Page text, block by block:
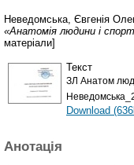
Неведомська, Євгенія
«Анатомія людини і
матеріали]
Текст
ЗЛ Анатом
Download
Анотація